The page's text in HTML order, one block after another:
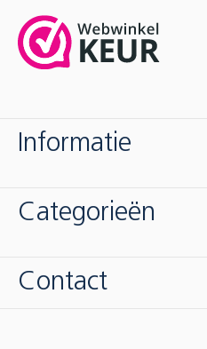
Informatie
Categorieën
Contact